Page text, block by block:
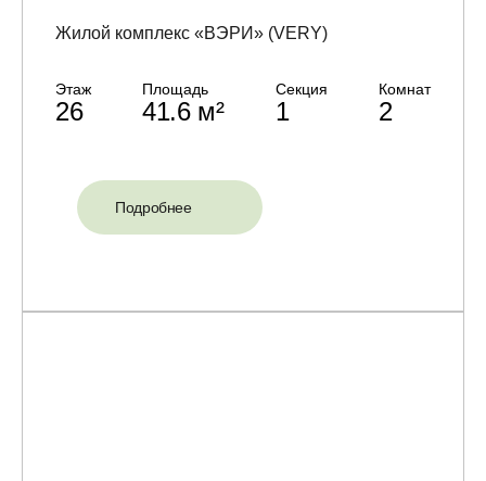
Жилой комплекс «ВЭРИ» (VERY)
Этаж
26
Площадь
41.6 м²
Секция
1
Комнат
2
Подробнее